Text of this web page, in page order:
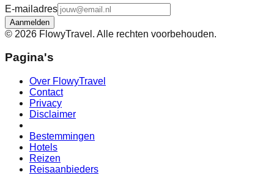
E-mailadres
Aanmelden
© 2026 FlowyTravel. Alle rechten voorbehouden.
Pagina's
Over FlowyTravel
Contact
Privacy
Disclaimer
Bestemmingen
Hotels
Reizen
Reisaanbieders